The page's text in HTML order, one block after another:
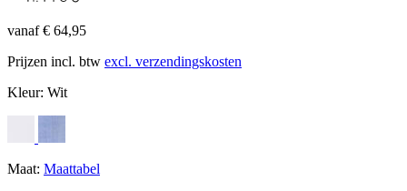
vanaf € 64,95
Prijzen incl. btw excl. verzendingskosten
Kleur: Wit
Maat: Maattabel